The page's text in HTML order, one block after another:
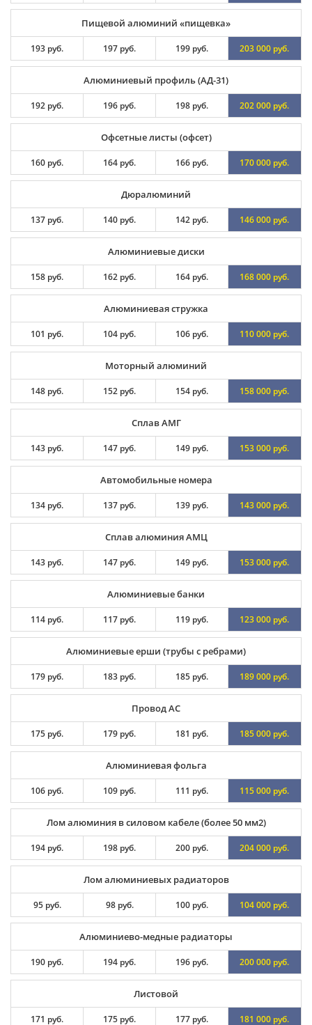
Пищевой алюминий «пищевка»
193 руб. 197 руб. 199 руб. 203 000 руб.
Алюминиевый профиль (АД-31)
192 руб. 196 руб. 198 руб. 202 000 руб.
Офсетные листы (офсет)
160 руб. 164 руб. 166 руб. 170 000 руб.
Дюралюминий
137 руб. 140 руб. 142 руб. 146 000 руб.
Алюминиевые диски
158 руб. 162 руб. 164 руб. 168 000 руб.
Алюминиевая стружка
101 руб. 104 руб. 106 руб. 110 000 руб.
Моторный алюминий
148 руб. 152 руб. 154 руб. 158 000 руб.
Сплав АМГ
143 руб. 147 руб. 149 руб. 153 000 руб.
Автомобильные номера
134 руб. 137 руб. 139 руб. 143 000 руб.
Сплав алюминия АМЦ
143 руб. 147 руб. 149 руб. 153 000 руб.
Алюминиевые банки
114 руб. 117 руб. 119 руб. 123 000 руб.
Алюминиевые ерши (трубы с ребрами)
179 руб. 183 руб. 185 руб. 189 000 руб.
Провод АС
175 руб. 179 руб. 181 руб. 185 000 руб.
Алюминиевая фольга
106 руб. 109 руб. 111 руб. 115 000 руб.
Лом алюминия в силовом кабеле (более 50 мм2)
194 руб. 198 руб. 200 руб. 204 000 руб.
Лом алюминиевых радиаторов
95 руб. 98 руб. 100 руб. 104 000 руб.
Алюминиево-медные радиаторы
190 руб. 194 руб. 196 руб. 200 000 руб.
Листовой
171 руб. 175 руб. 177 руб. 181 000 руб.